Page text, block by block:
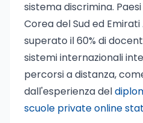
sistema discrimina.
Corea del Sud ed
superato il 60% di
sistemi internazionali
percorsi a distanza,
dall'esperienza del
scuole private online